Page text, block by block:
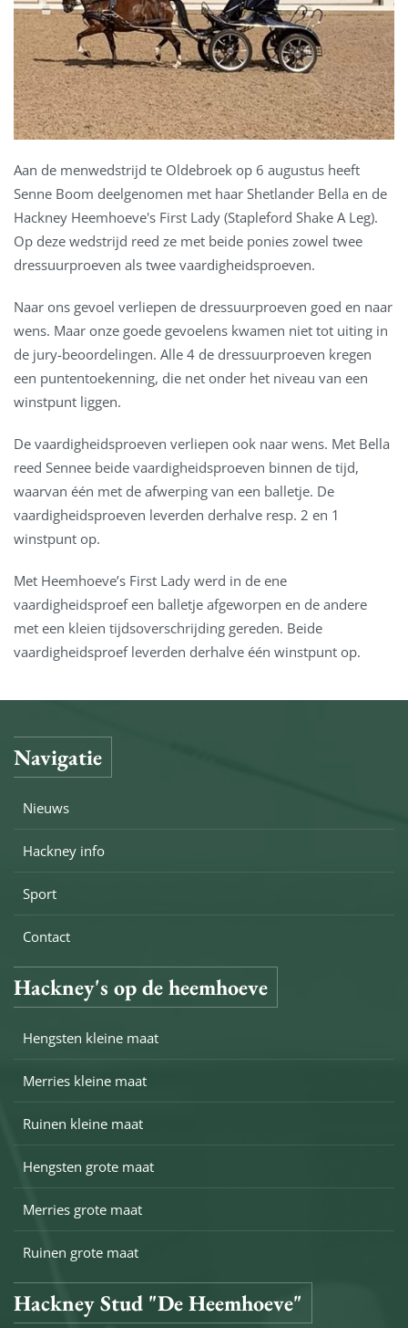
Aan de menwedstrijd te Oldebroek op 6 augustus heeft
Senne Boom deelgenomen met haar Shetlander Bella en de
Hackney Heemhoeve's First Lady (Stapleford Shake A Leg).
Op deze wedstrijd reed ze met beide ponies zowel twee
dressuurproeven als twee vaardigheidsproeven.
Naar ons gevoel verliepen de dressuurproeven goed en naar
wens. Maar onze goede gevoelens kwamen niet tot uiting in
de jury-beoordelingen. Alle 4 de dressuurproeven kregen
een puntentoekenning, die net onder het niveau van een
winstpunt liggen.
De vaardigheidsproeven verliepen ook naar wens. Met Bella
reed Sennee beide vaardigheidsproeven binnen de tijd,
waarvan één met de afwerping van een balletje. De
vaardigheidsproeven leverden derhalve resp. 2 en 1
winstpunt op.
Met Heemhoeve’s First Lady werd in de ene
vaardigheidsproef een balletje afgeworpen en de andere
met een kleien tijdsoverschrijding gereden. Beide
vaardigheidsproef leverden derhalve één winstpunt op.
Navigatie
Nieuws
Hackney info
Sport
Contact
Hackney's op de heemhoeve
Hengsten kleine maat
Merries kleine maat
Ruinen kleine maat
Hengsten grote maat
Merries grote maat
Ruinen grote maat
Hackney Stud "De Heemhoeve"